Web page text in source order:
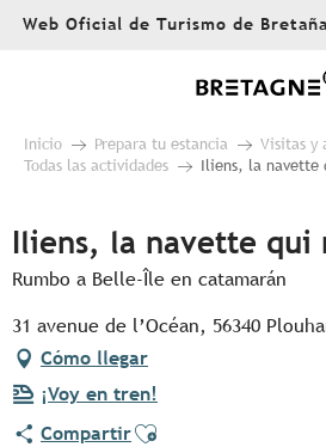
AllerWeb Oficial de Turismo de Bretaña
Inicio Prepara tu estancia
Visitas y
Todas las actividades
Iliens, la navette
Iliens, la navette qui
Rumbo a Belle-Île en catamarán
31 avenue de l’Océan, 56340
Cómo llegar
¡Voy en tren!
CompartirAjouter aux favoris